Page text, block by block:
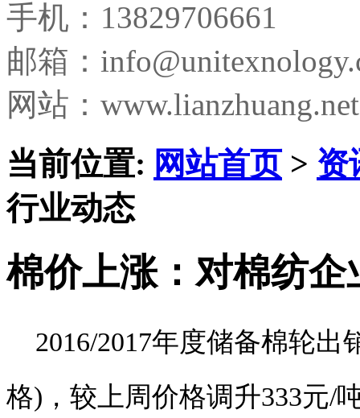
手机：13829706661
邮箱：
网站：www.lianzhuang.net
当前位置: 网站首页> 资
行业动态
棉价上涨：对棉纺
2016/2017年度储备棉轮出
格)，较上周价格调升333元/